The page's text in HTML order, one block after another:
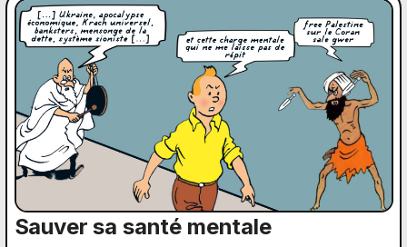
Sauver sa santé mentale